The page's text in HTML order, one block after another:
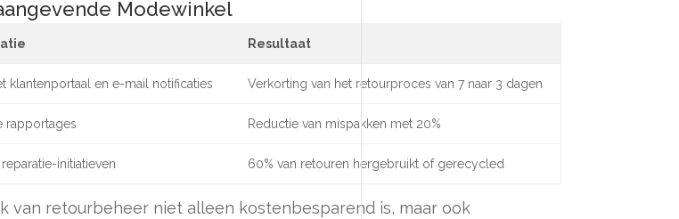
Modewinkel
Resultaat
klantenportaal en e-mail notificaties Verkorting van het retourproces van 7 naar 3 dagen
rapportages Reductie van mispakken met 20%
initiatieven 60% van retouren hergebruikt of gerecycled
van retourbeheer niet alleen kostenbesparend is, maar ook